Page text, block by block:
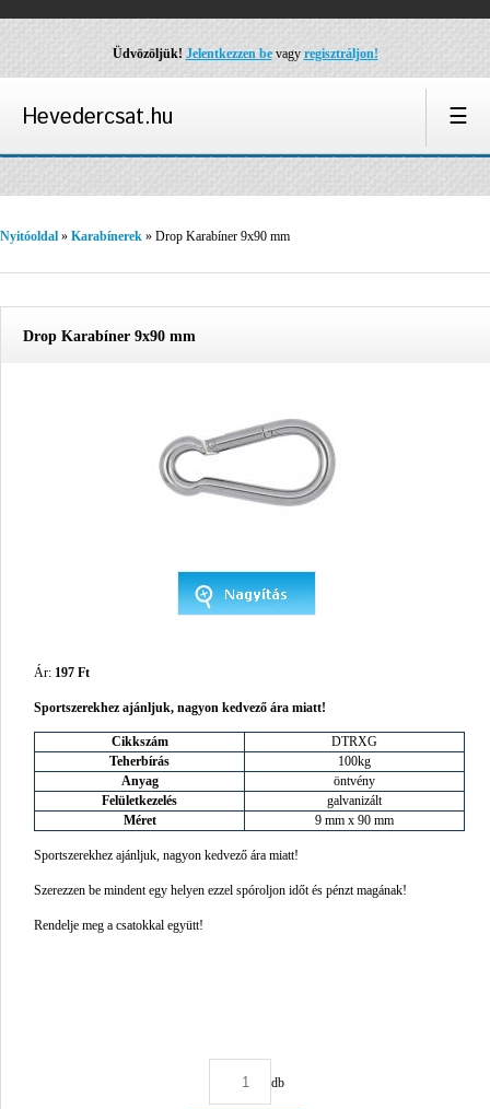
Üdvözöljük! Jelentkezzen bevagy regisztráljon!
Hevedercsat.hu ☰
Nyitóoldal » Karabínerek » Drop Karabíner 9x90 mm
Drop Karabíner 9x90 mm
Ár: 197 Ft
Sportszerekhez ajánljuk, nagyon kedvező ára miatt!
Cikkszám
DTRXG
Teherbírás
100kg
Anyag
öntvény
Felületkezelés
galvanizált
Méret
9 mm x 90 mm
Sportszerekhez ajánljuk, nagyon kedvező ára miatt!
Szerezzen be mindent egy helyen ezzel spóroljon időt és pénzt magának!
Rendelje meg a csatokkal együtt!
db